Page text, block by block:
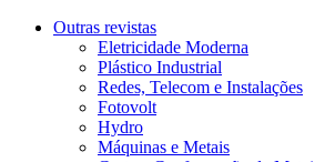
Outras revistas
Eletricidade Moderna
Plástico Industrial
Redes, Telecom e Instalações
Fotovolt
Hydro
Máquinas e Metais